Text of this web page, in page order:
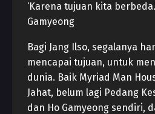
‘Karena tujuan kita
Gamyeong
Bagi Jang Ilso, segalanya
mencapai tujuan, untuk
dunia. Baik Myriad Man
Jahat, belum lagi Pedang
dan Ho Gamyeong sendiri,